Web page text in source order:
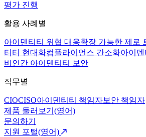
평가 진행
활용 사례별
아이덴티티 위협 대응확장 가능한 제로
티티 현대화컴플라이언스 간소화아이
비인간 아이덴티티 보안
직무별
CIOCISO아이덴티티 책임자보안 책임자
제품 둘러보기(영어)
문의하기
지원 포털(영어)